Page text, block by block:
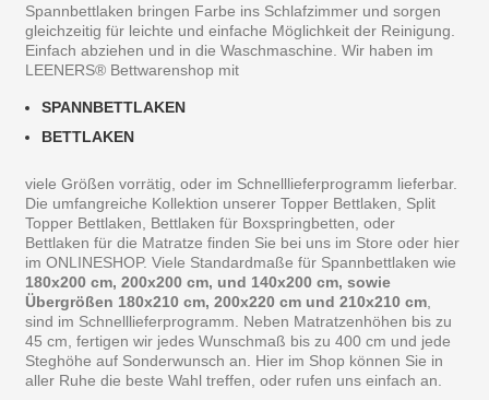
Spannbettlaken bringen Farbe ins Schlafzimmer und sorgen
gleichzeitig für leichte und einfache Möglichkeit der Reinigung.
Einfach abziehen und in die Waschmaschine. Wir haben im
LEENERS® Bettwarenshop mit
SPANNBETTLAKEN
BETTLAKEN
viele Größen vorrätig, oder im Schnelllieferprogramm lieferbar.
Die umfangreiche Kollektion unserer Topper Bettlaken, Split
Topper Bettlaken, Bettlaken für Boxspringbetten, oder
Bettlaken für die Matratze finden Sie bei uns im Store oder hier
im ONLINESHOP. Viele Standardmaße für Spannbettlaken wie
180x200 cm, 200x200 cm, und 140x200 cm, sowie
Übergrößen 180x210 cm, 200x220 cm und 210x210 cm
sind im Schnelllieferprogramm. Neben Matratzenhöhen bis zu
45 cm, fertigen wir jedes Wunschmaß bis zu 400 cm und jede
Steghöhe auf Sonderwunsch an. Hier im Shop können Sie in
aller Ruhe die beste Wahl treffen, oder rufen uns einfach an.